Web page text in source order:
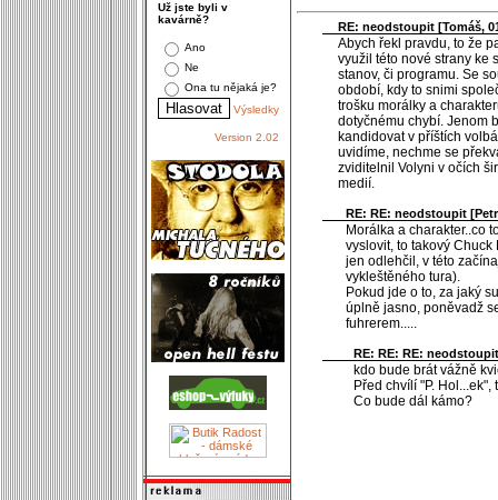
Už jste byli v
kavárně?
Ano
Ne
Ona tu nějaká je?
Výsledky
Version 2.02
RE: neodstoupit [Tomáš,
Abych řekl pravdu, to že
využil této nové strany ke
stanov, či programu. Se
období, kdy to snimi
trošku morálky a
dotyčnému chybí. Jenom
kandidovat v příštích
uvidíme, nechme se
zviditelnil Volyni v očích
medií.
RE: RE: neodstoupit [
Morálka a charakter..co
vyslovit, to takový
jen odlehčil, v této
vykleštěného tura).
Pokud jde o to, za jaký
úplně jasno, poněvadž
fuhrerem.....
RE: RE: RE:
kdo bude brát vážně
Před chvílí "P. Hol...ek",
Co bude dál kámo?